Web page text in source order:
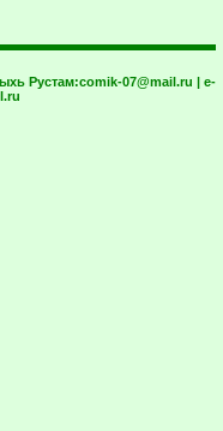
Рустам:comik-07@mail.ru | e-